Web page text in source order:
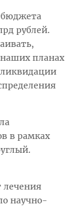
бюджета
рублей.
планах
в рамках
лечения
научно-